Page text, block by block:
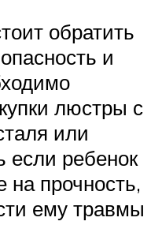
обратить
и
люстры с
или
если ребенок
на прочность,
ему травмы